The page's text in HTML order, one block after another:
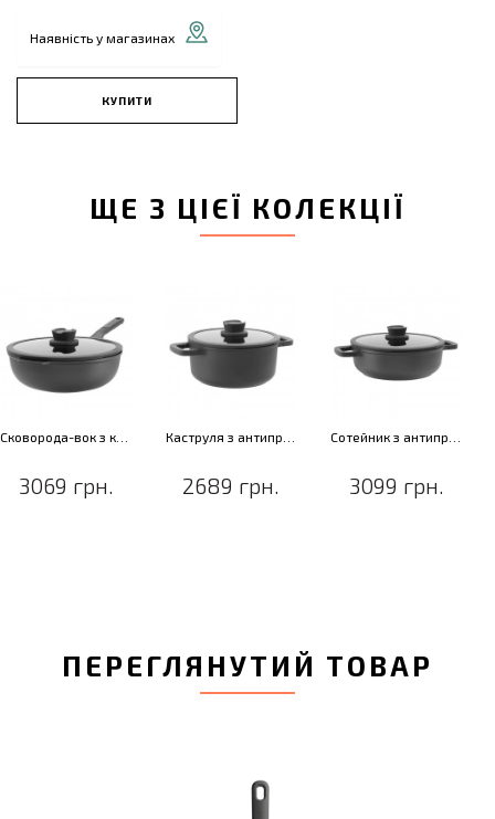
Наявність у магазинах
КУПИТИ
ЩЕ З ЦІЄЇ КОЛЕКЦІЇ
3069 грн. 2689 грн. 3099 грн.
ПЕРЕГЛЯНУТИЙ ТОВАР